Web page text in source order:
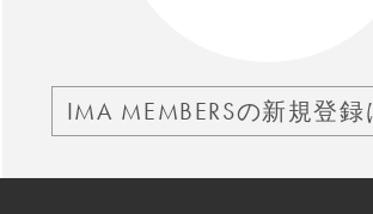
IMA MEMBERSの新規登